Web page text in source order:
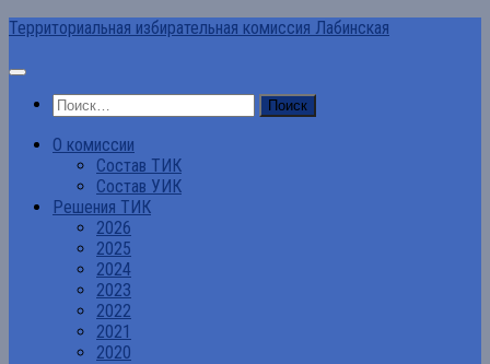
Перейти
содержимому
Территориальная избирательная комиссия Лабинская
Найти:
О комиссии
Состав ТИК
Состав УИК
Решения ТИК
2026
2025
2024
2023
2022
2021
2020